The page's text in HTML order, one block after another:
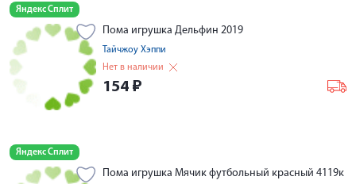
Яндекс Сплит
Пома игрушка Дельфин 2019
Тайчжоу Хэппи
Нет в наличии
154 ₽
Яндекс Сплит
Пома игрушка Мячик футбольный красный 4119к